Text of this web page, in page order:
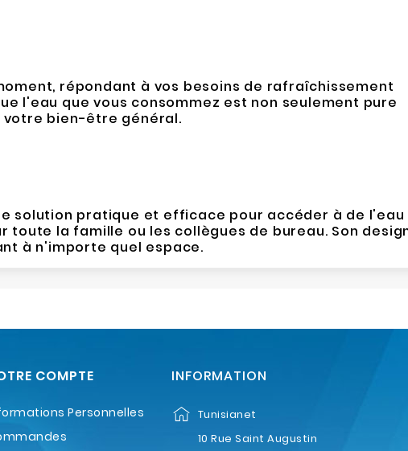
répondant à vos besoins de rafraîchissement
l'eau que vous consommez est non seulement pure
votre bien-être général.
solution pratique et efficace pour accéder à de l'eau
la famille ou les collègues de bureau. Son
à n'importe quel espace.
COMPTE
Personnelles
INFORMATION
Tunisianet
10 Rue Saint Augustin